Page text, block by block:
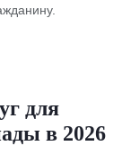
для
в 2026